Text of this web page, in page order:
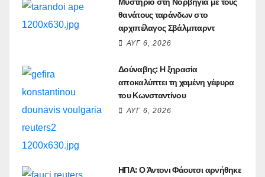
θανάτους ταράνδων στο
αρχιπέλαγος Σβάλμπαρντ
ΑΥΓ 6, 2026
Δούναβης: Η ξηρασία
αποκαλύπτει τη χαμένη γέφυρα
του Κωνσταντίνου
ΑΥΓ 6, 2026
ΗΠΑ: Ο Άντονι Φάουτσι αρνήθηκε